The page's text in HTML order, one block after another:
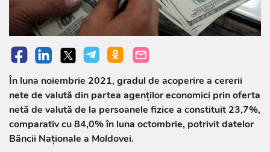
În luna noiembrie 2021, gradul de acoperire a cererii
nete de valută din partea agenților economici prin oferta
netă de valută de la persoanele fizice a constituit 23,7%,
comparativ cu 84,0% în luna octombrie, potrivit datelor
Băncii Naționale a Moldovei.